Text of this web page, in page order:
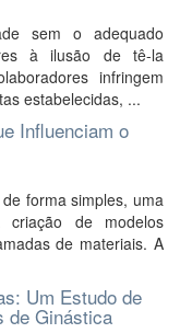
sem o adequado
à ilusão de tê-la
infringem
estabelecidas, ...
Influenciam o
forma simples, uma
de modelos
de materiais. A
Um Estudo de
de Ginástica